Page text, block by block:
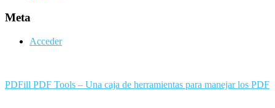
Meta
Acceder
PDFill PDF Tools – Una caja de herramientas para manejar los PDF